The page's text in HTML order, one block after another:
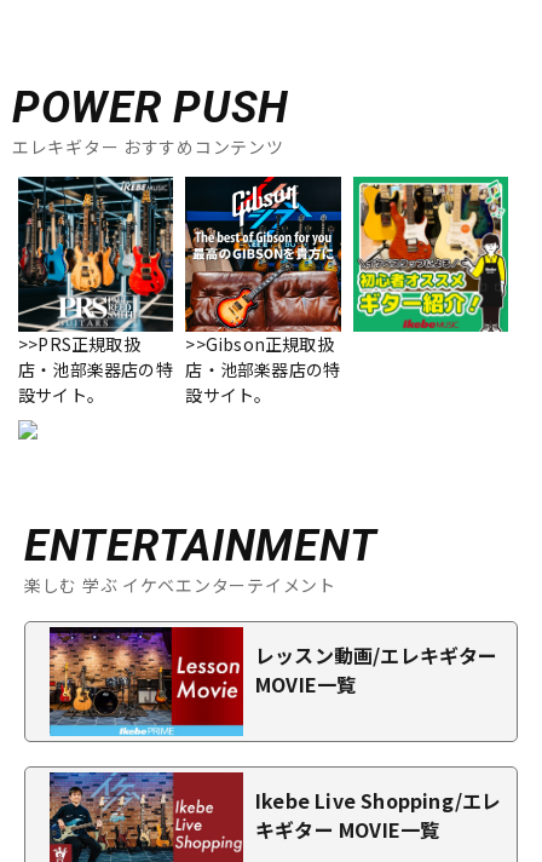
POWER PUSH
エレキギター おすすめコンテンツ
>>PRS正規取扱
店・池部楽器店の特
設サイト。
>>Gibson正規取扱
店・池部楽器店の特
設サイト。
ENTERTAINMENT
楽しむ 学ぶ イケベエンターテイメント
レッスン動画/エレキギター
MOVIE一覧
Ikebe Live Shopping/エレ
キギター MOVIE一覧